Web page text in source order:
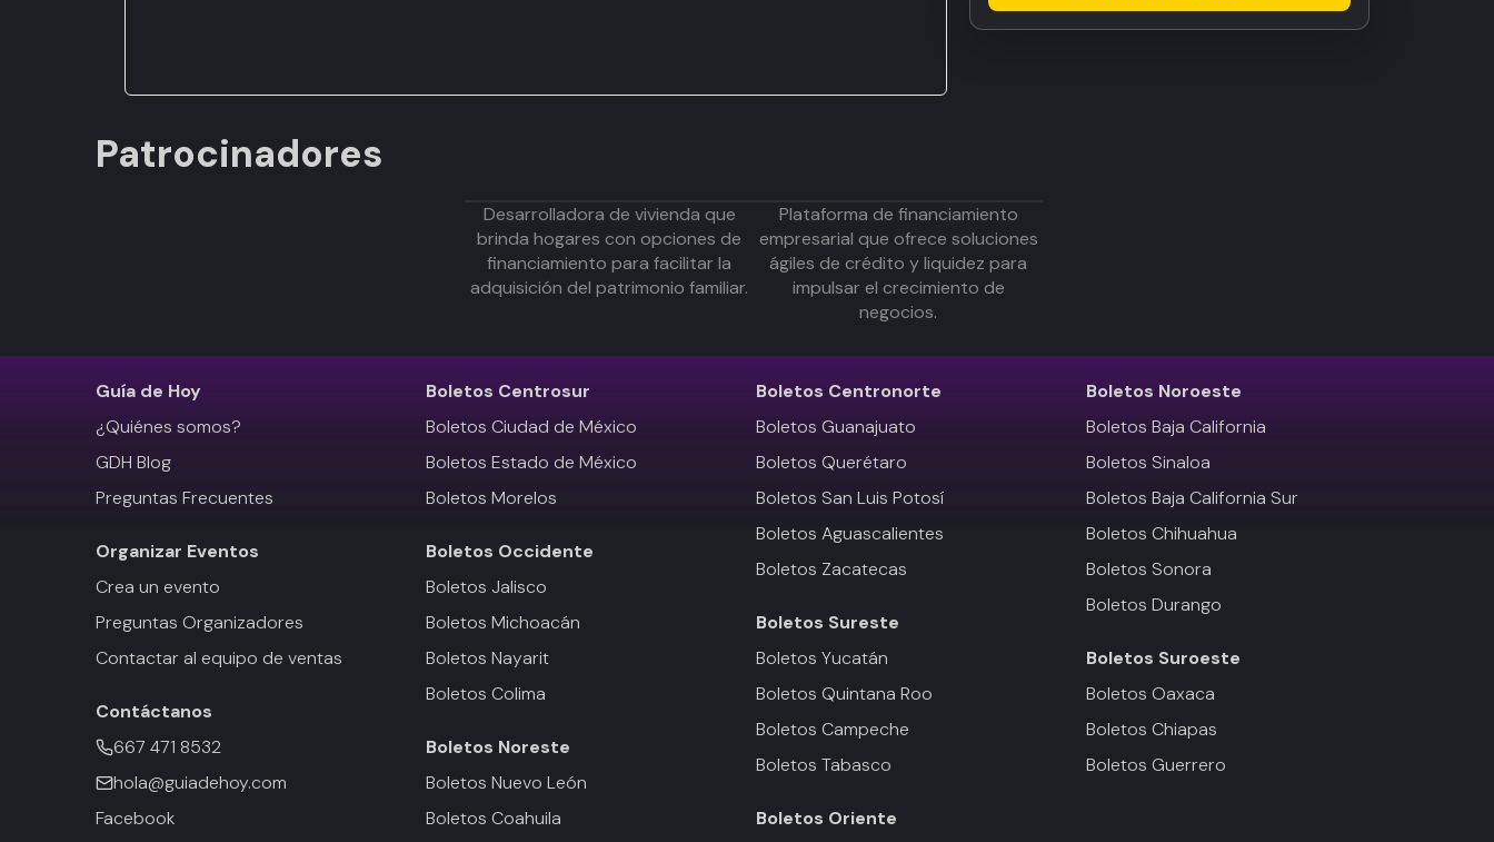
Patrocinadores
Desarrolladora de vivienda que
brinda hogares con opciones de
financiamiento para facilitar la
adquisición del patrimonio familiar.
Plataforma de financiamiento
empresarial que ofrece soluciones
ágiles de crédito y liquidez para
impulsar el crecimiento de
negocios.
Guía de Hoy
¿Quiénes somos?
GDH Blog
Preguntas Frecuentes
Organizar Eventos
Crea un evento
Preguntas Organizadores
Contactar al equipo de ventas
Contáctanos
667 471 8532
hola@guiadehoy.com
Facebook
Boletos Centrosur
Boletos Ciudad de México
Boletos Estado de México
Boletos Morelos
Boletos Occidente
Boletos Jalisco
Boletos Michoacán
Boletos Nayarit
Boletos Colima
Boletos Noreste
Boletos Nuevo León
Boletos Coahuila
Boletos Centronorte
Boletos Guanajuato
Boletos Querétaro
Boletos San Luis Potosí
Boletos Aguascalientes
Boletos Zacatecas
Boletos Sureste
Boletos Yucatán
Boletos Quintana Roo
Boletos Campeche
Boletos Tabasco
Boletos Oriente
Boletos Noroeste
Boletos Baja California
Boletos Sinaloa
Boletos Baja California Sur
Boletos Chihuahua
Boletos Sonora
Boletos Durango
Boletos Suroeste
Boletos Oaxaca
Boletos Chiapas
Boletos Guerrero